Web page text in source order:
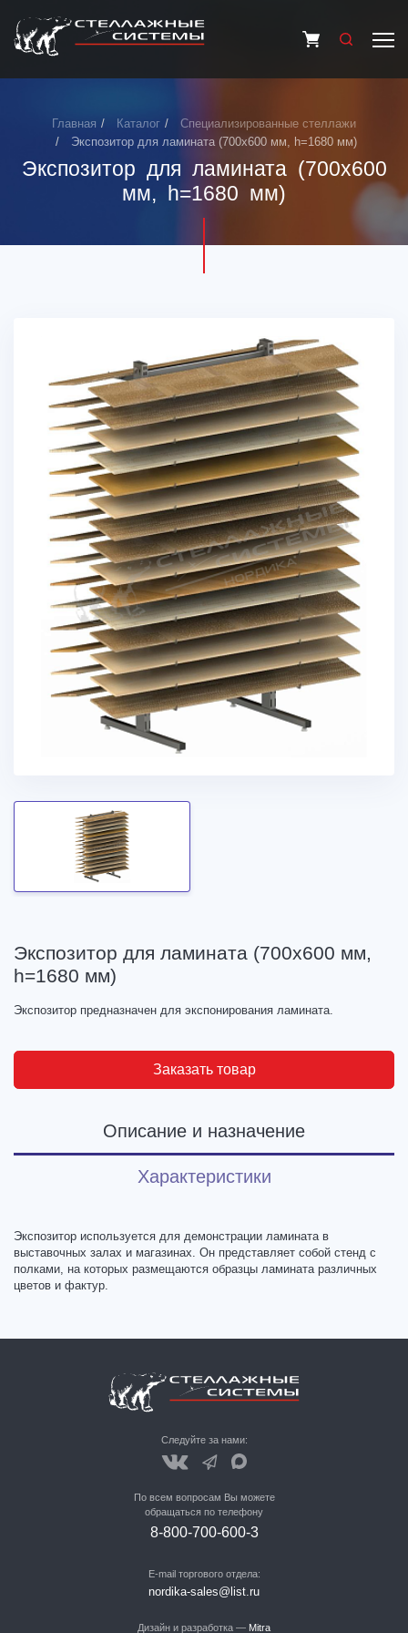
Главная Каталог
Специализированные стеллажи
Экспозитор для ламината (700х600 мм, h=1680 мм)
Экспозитор для ламината (700х600
мм, h=1680 мм)
Экспозитор для ламината (700х600 мм,
h=1680 мм)
Экспозитор предназначен для экспонирования ламината.
Заказать товар
Описание и назначение
Характеристики
Экспозитор используется для демонстрации ламината в
выставочных залах и магазинах. Он представляет собой стенд с
полками, на которых размещаются образцы ламината различных
цветов и фактур.
Следуйте за нами:
По всем вопросам Вы можете
обращаться по телефону
8-800-700-600-3
E-mail торгового отдела:
nordika-sales@list.ru
Дизайн и разработка — Mitra